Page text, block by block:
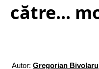
către...
Autor: Gregorian